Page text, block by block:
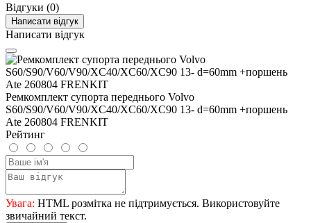
Відгуки (0)
Написати відгук
Написати відгук
Ремкомплект супорта переднього Volvo
S60/S90/V60/V90/XC40/XC60/XC90 13- d=60mm +поршень
Ate 260804 FRENKIT
Рейтинг
Увага: HTML розмітка не підтримується. Використовуйте
звичайний текст.